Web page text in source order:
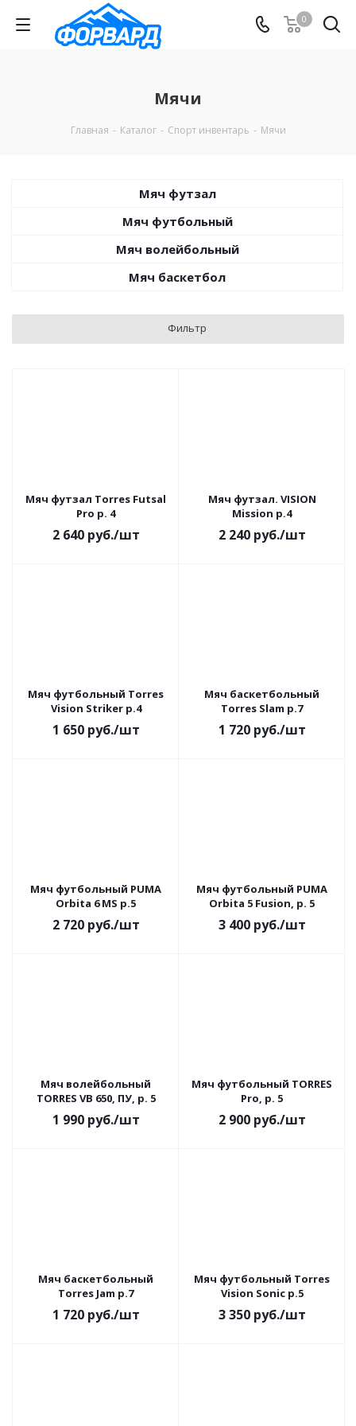
0
Мячи
Главная - Каталог - Спорт инвентарь - Мячи
Мяч футзал
Мяч футбольный
Мяч волейбольный
Мяч баскетбол
Фильтр
Мяч футзал Torres Futsal
Pro р. 4
2 640руб./шт
Мяч футзал. VISION
Mission р.4
2 240руб./шт
Мяч футбольный Torres
Vision Striker р.4
1 650руб./шт
Мяч баскетбольный
Torres Slam р.7
1 720руб./шт
Мяч футбольный PUMA
Orbita 6 MS р.5
2 720руб./шт
Мяч футбольный PUMA
Orbita 5 Fusion, р. 5
3 400руб./шт
Мяч волейбольный
TORRES VB 650, ПУ, р. 5
1 990руб./шт
Мяч футбольный TORRES
Pro, р. 5
2 900руб./шт
Мяч баскетбольный
Torres Jam р.7
1 720руб./шт
Мяч футбольный Torres
Vision Sonic р.5
3 350руб./шт